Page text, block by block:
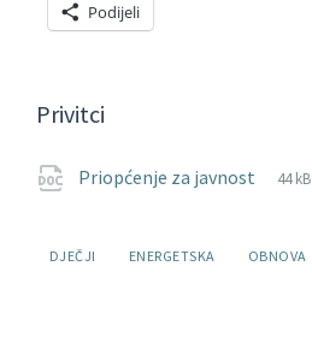
Podijeli
Privitci
Priopćenje za javnost
File
doc
File
44 kB
Oznake:
DJEČJI ENERGETSKA OBNOVA